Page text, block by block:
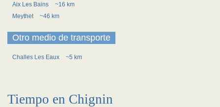
Aix Les Bains
~16 km
Meythet
~46 km
Otro medio de transporte
Challes Les Eaux ~5 km
Tiempo en Chignin